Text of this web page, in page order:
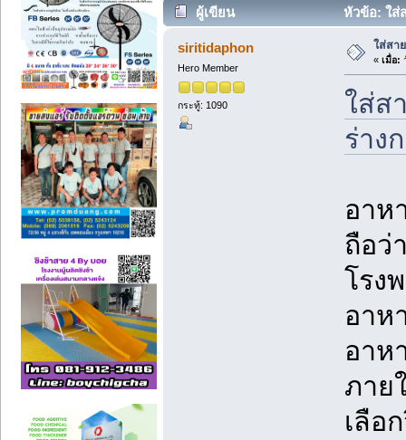
ผู้เขียน หัวข้อ: ใส่
siritidaphon
Hero Member
กระทู้: 1090
ใส่สา
« เมื่อ:
ใส่ส
ร่าง
อาห
ถือว่
โรง
อาห
อาห
ภาย
เลือ